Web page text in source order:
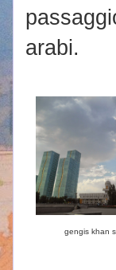
arabi.
gengis khan